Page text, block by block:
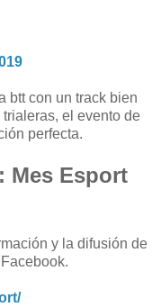
btt con un track bien
el evento de
perfecta.
Mes Esport
y la difusión de